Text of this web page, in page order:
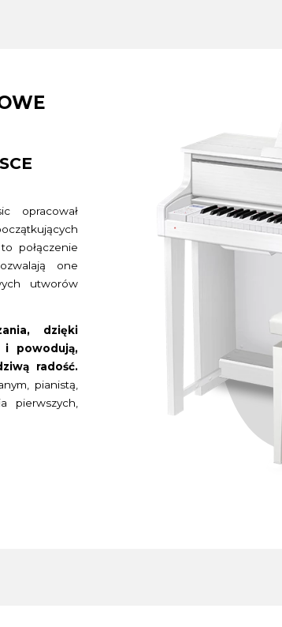
opracował
to połączenie
one
utworów
dzięki
i powodują,
radość.
pianistą,
pierwszych,